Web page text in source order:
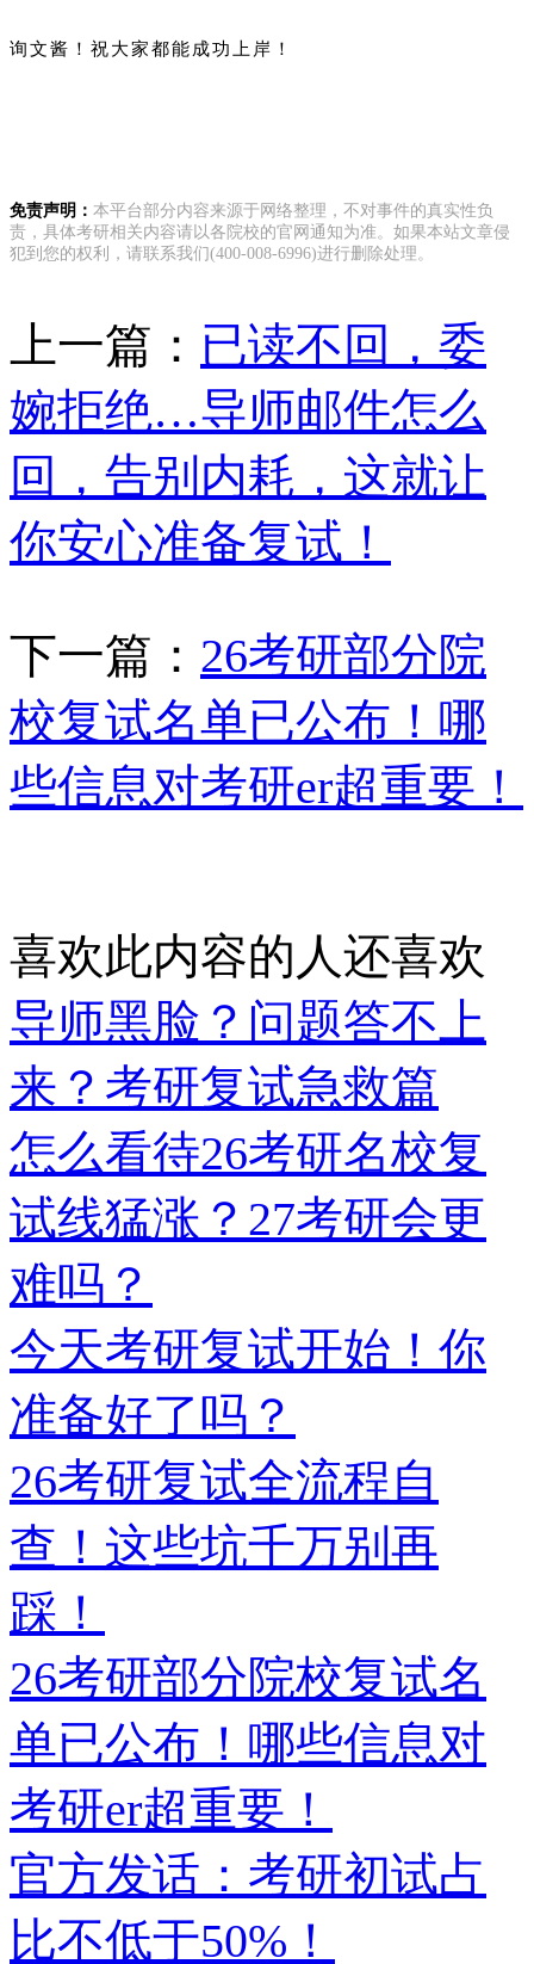
询文酱！祝大家都能成功上岸！
免责声明： 本平台部分内容来源于网络整理，不对事件的真实性负
责，具体考研相关内容请以各院校的官网通知为准。如果本站文章侵
犯到您的权利，请联系我们(400-008-6996)进行删除处理。
上一篇： 已读不回，委
婉拒绝…导师邮件怎么
回，告别内耗，这就让
你安心准备复试！
下一篇： 26考研部分院
校复试名单已公布！哪
些信息对考研er超重要！
喜欢此内容的人还喜欢
导师黑脸？问题答不上
来？考研复试急救篇
怎么看待26考研名校复
试线猛涨？27考研会更
难吗？
今天考研复试开始！你
准备好了吗？
26考研复试全流程自
查！这些坑千万别再
踩！
26考研部分院校复试名
单已公布！哪些信息对
考研er超重要！
官方发话：考研初试占
比不低于50%！